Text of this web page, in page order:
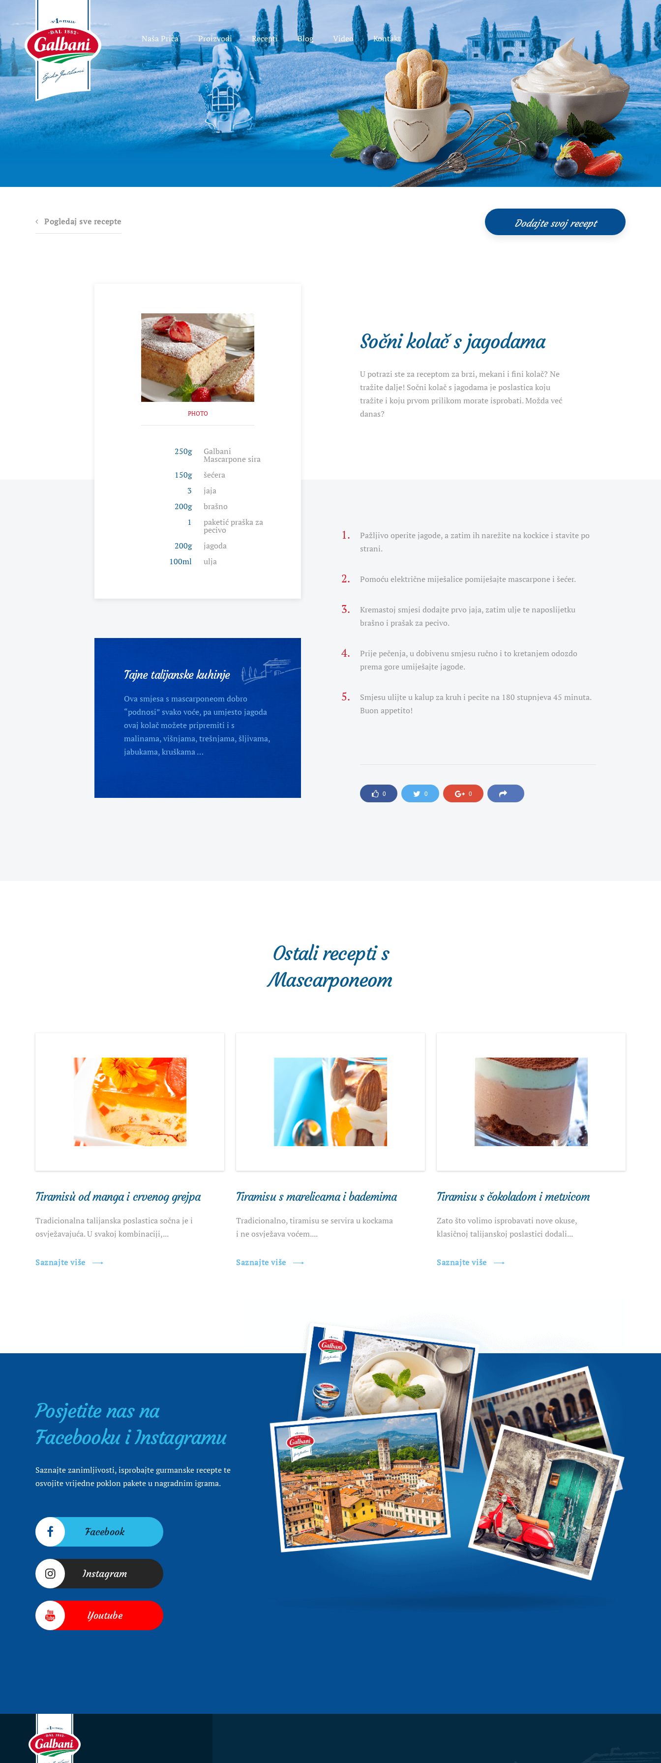
Naša Priča Proizvodi Recepti Blog Video Kontakt
Pogledaj sve recepte Dodajte svoj recept
Sočni kolač s jagodama
U potrazi ste za receptom za brzi, mekani i fini kolač? Ne
tražite dalje! Sočni kolač s jagodama je poslastica koju
tražite i koju prvom prilikom morate isprobati. Možda već
danas?
PHOTO
250g Galbani
Mascarpone sira
150g
šećera
3
jaja
200g
brašno
1
paketić praška za
pecivo
200g
jagoda
100ml
ulja
Tajne talijanske kuhinje
Ova smjesa s mascarponeom dobro
“podnosi” svako voće, pa umjesto jagoda
ovaj kolač možete pripremiti i s
malinama, višnjama, trešnjama, šljivama,
jabukama, kruškama …
Pažljivo operite jagode, a zatim ih narežite na kockice i stavite po
strani.
Pomoću električne miješalice pomiješajte mascarpone i šećer.
Kremastoj smjesi dodajte prvo jaja, zatim ulje te naposlijetku
brašno i prašak za pecivo.
Prije pečenja, u dobivenu smjesu ručno i to kretanjem odozdo
prema gore umiješajte jagode.
Smjesu ulijte u kalup za kruh i pecite na 180 stupnjeva 45 minuta.
Buon appetito!
0 0 0
Ostali recepti s
Mascarponeom
Tiramisù od manga i crvenog grejpa
Tradicionalna talijanska poslastica sočna je i
osvježavajuća. U svakoj kombinaciji,...
Saznajte više
Tiramisu s marelicama i bademima
Tradicionalno, tiramisu se servira u kockama
i ne osvježava voćem....
Saznajte više
Tiramisu s čokoladom i metvicom
Zato što volimo isprobavati nove okuse,
klasičnoj talijanskoj poslastici dodali...
Saznajte više
Posjetite nas na
Facebooku i Instagramu
Saznajte zanimljivosti, isprobajte gurmanske recepte te
osvojite vrijedne poklon pakete u nagradnim igrama.
Facebook
Instagram
Youtube